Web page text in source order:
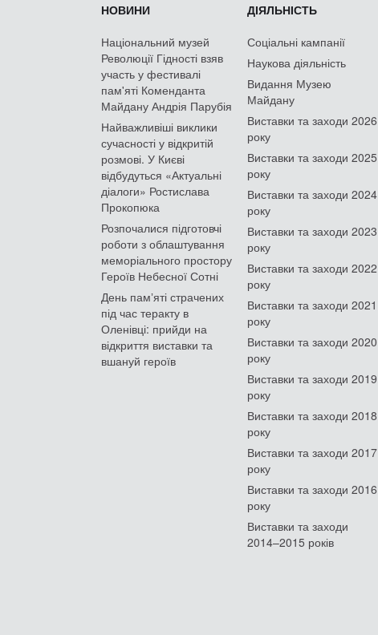
НОВИНИ
Національний музей
Революції Гідності взяв
участь у фестивалі
пам'яті Коменданта
Майдану Андрія Парубія
Найважливіші виклики
сучасності у відкритій
розмові. У Києві
відбудуться «Актуальні
діалоги» Ростислава
Прокопюка
Розпочалися підготовчі
роботи з облаштування
меморіального простору
Героїв Небесної Сотні
День памʼяті страчених
під час теракту в
Оленівці: прийди на
відкриття виставки та
вшануй героїв
ДІЯЛЬНІСТЬ
Соціальні кампанії
Наукова діяльність
Видання Музею
Майдану
Виставки та заходи 2026
року
Виставки та заходи 2025
року
Виставки та заходи 2024
року
Виставки та заходи 2023
року
Виставки та заходи 2022
року
Виставки та заходи 2021
року
Виставки та заходи 2020
року
Виставки та заходи 2019
року
Виставки та заходи 2018
року
Виставки та заходи 2017
року
Виставки та заходи 2016
року
Виставки та заходи
2014–2015 років